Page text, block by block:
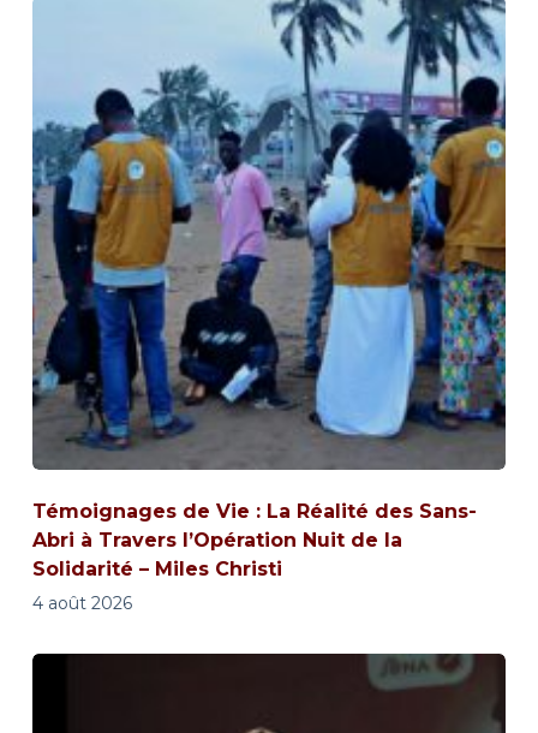
Témoignages de Vie : La Réalité des Sans-
Abri à Travers l’Opération Nuit de la
Solidarité – Miles Christi
4 août 2026